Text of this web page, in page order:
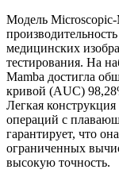
Модель Microscopic-
медицинских
тестирования. На
Mamba достигла
кривой (AUC)
Легкая
операций с
гарантирует, что
ограниченных
высокую точность.